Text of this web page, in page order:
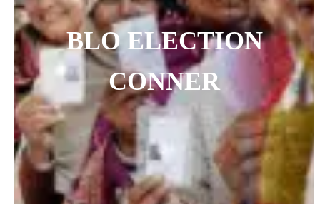
BLO ELECTION
CONNER